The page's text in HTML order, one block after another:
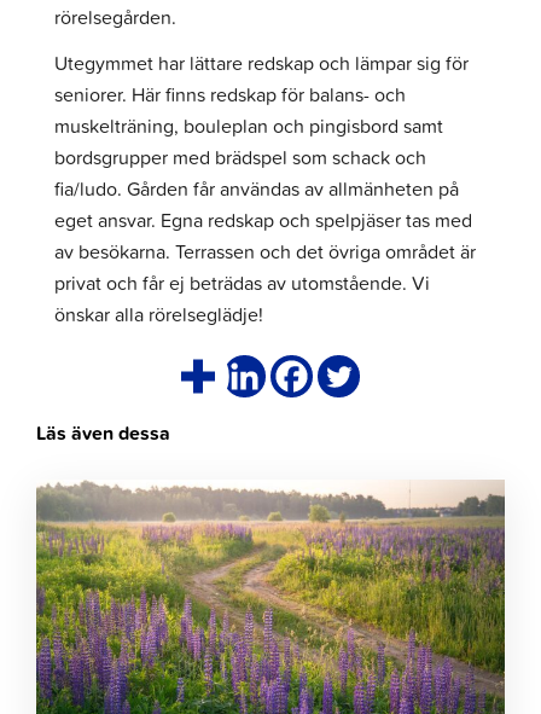
rörelsegården.
Utegymmet har lättare redskap och lämpar sig för
seniorer. Här finns redskap för balans- och
muskelträning, bouleplan och pingisbord samt
bordsgrupper med brädspel som schack och
fia/ludo. Gården får användas av allmänheten på
eget ansvar. Egna redskap och spelpjäser tas med
av besökarna. Terrassen och det övriga området är
privat och får ej beträdas av utomstående. Vi
önskar alla rörelseglädje!
Läs även dessa
Klicka
för
att
läsa
artikeln